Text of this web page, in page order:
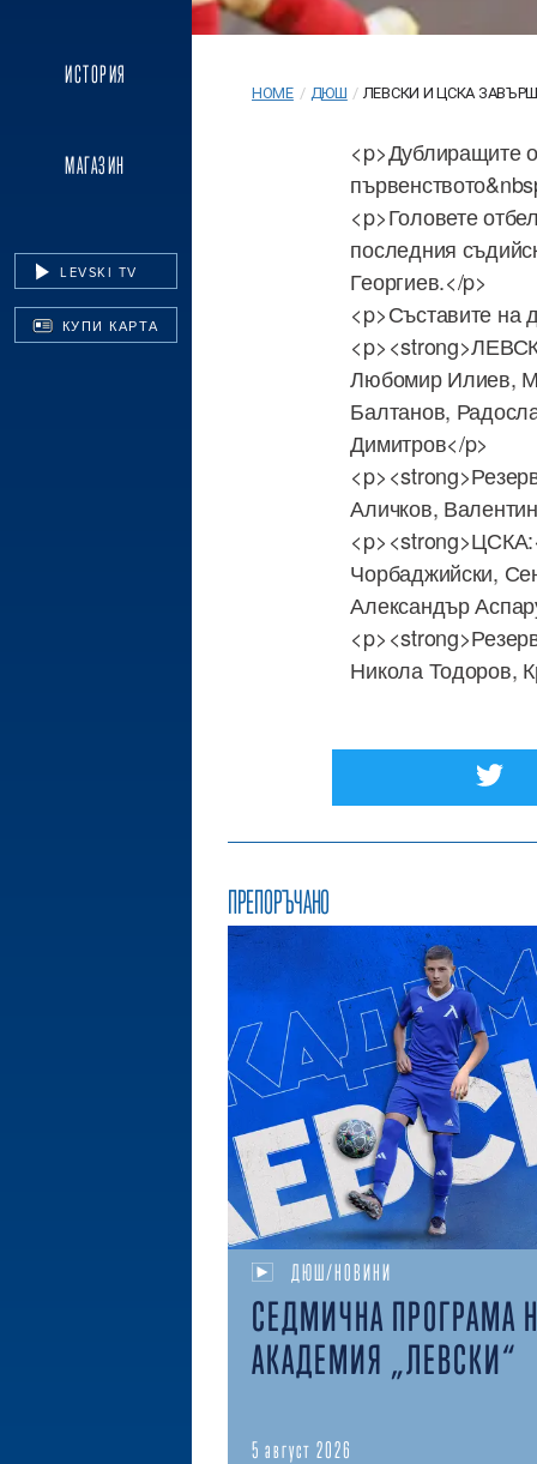
ИСТОРИЯ
МАГАЗИН
LEVSKI TV
КУПИ КАРТА
HOME / ДЮШ / ЛЕВСКИ И ЦСКА
<p>Дублиращите
<p>Головете
последния
Георгиев.</p>
<p>Съставите на
Любомир Илиев,
Балтанов,
Димитров</p>
Аличков,
Чорбаджийски,
Александър
Никола Тодоров,
ПРЕПОРЪЧАНО
ДЮШ/НОВИНИ
СЕДМИЧНА ПРОГРАМА
АКАДЕМИЯ „ЛЕВСКИ“
5 август 2026